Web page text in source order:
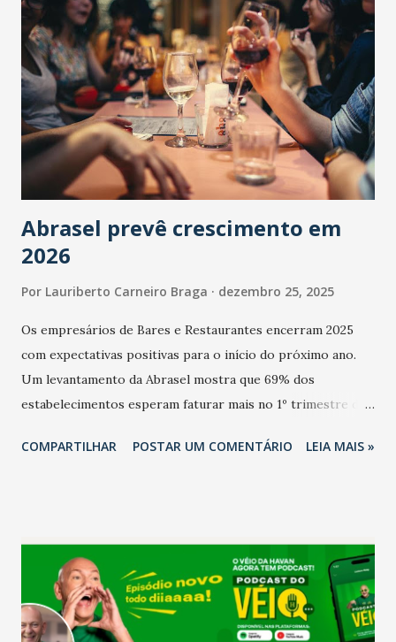
Abrasel prevê crescimento em
2026
Por Lauriberto Carneiro Braga dezembro 25, 2025
Os empresários de Bares e Restaurantes encerram 2025
com expectativas positivas para o início do próximo ano.
Um levantamento da Abrasel mostra que 69% dos
estabelecimentos esperam faturar mais no 1º trimestre de
relação ao último trimestre deste ano, 56% também
confraternizações de fim de ano e pelo pagamento do 13º
Salário para um número maior de trabalhadores, já que o
país tem a menor taxa de desemprego dos anos recentes.
Ainda segundo a Pesquisa, em novembro de 2025, 40% dos
COMPARTILHAR POSTAR UM COMENTÁRIO LEIA MAIS »